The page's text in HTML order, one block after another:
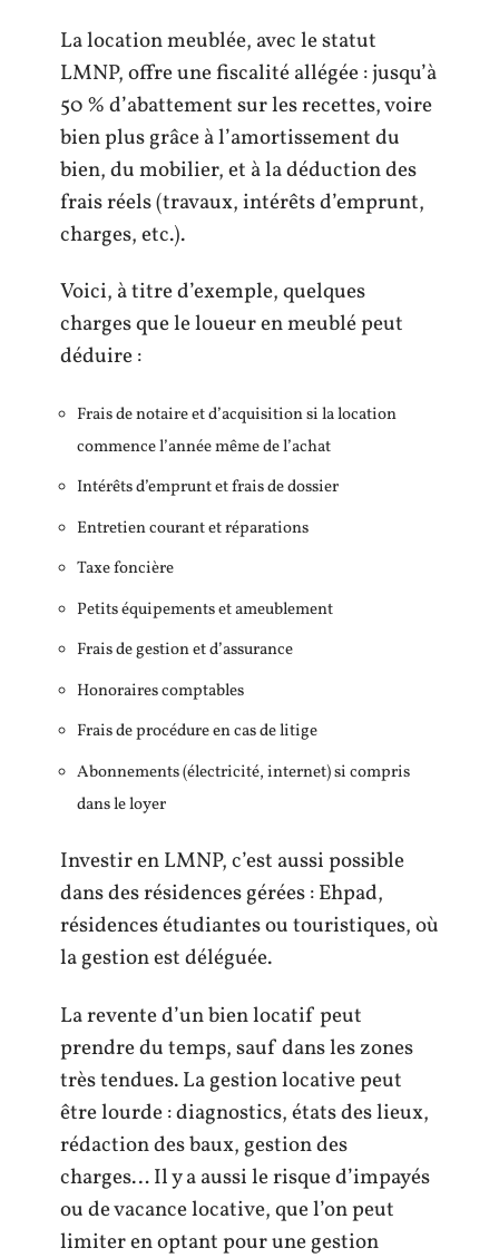
La location meublée, avec le statut
LMNP, offre une fiscalité allégée : jusqu’à
50 % d’abattement sur les recettes, voire
bien plus grâce à l’amortissement du
bien, du mobilier, et à la déduction des
frais réels (travaux, intérêts d’emprunt,
charges, etc.).
Voici, à titre d’exemple, quelques
charges que le loueur en meublé peut
déduire :
Frais de notaire et d’acquisition si la location
commence l’année même de l’achat
Intérêts d’emprunt et frais de dossier
Entretien courant et réparations
Taxe foncière
Petits équipements et ameublement
Frais de gestion et d’assurance
Honoraires comptables
Frais de procédure en cas de litige
Abonnements (électricité, internet) si compris
dans le loyer
Investir en LMNP, c’est aussi possible
dans des résidences gérées : Ehpad,
résidences étudiantes ou touristiques, où
la gestion est déléguée.
La revente d’un bien locatif peut
prendre du temps, sauf dans les zones
très tendues. La gestion locative peut
être lourde : diagnostics, états des lieux,
rédaction des baux, gestion des
charges… Il y a aussi le risque d’impayés
ou de vacance locative, que l’on peut
limiter en optant pour une gestion